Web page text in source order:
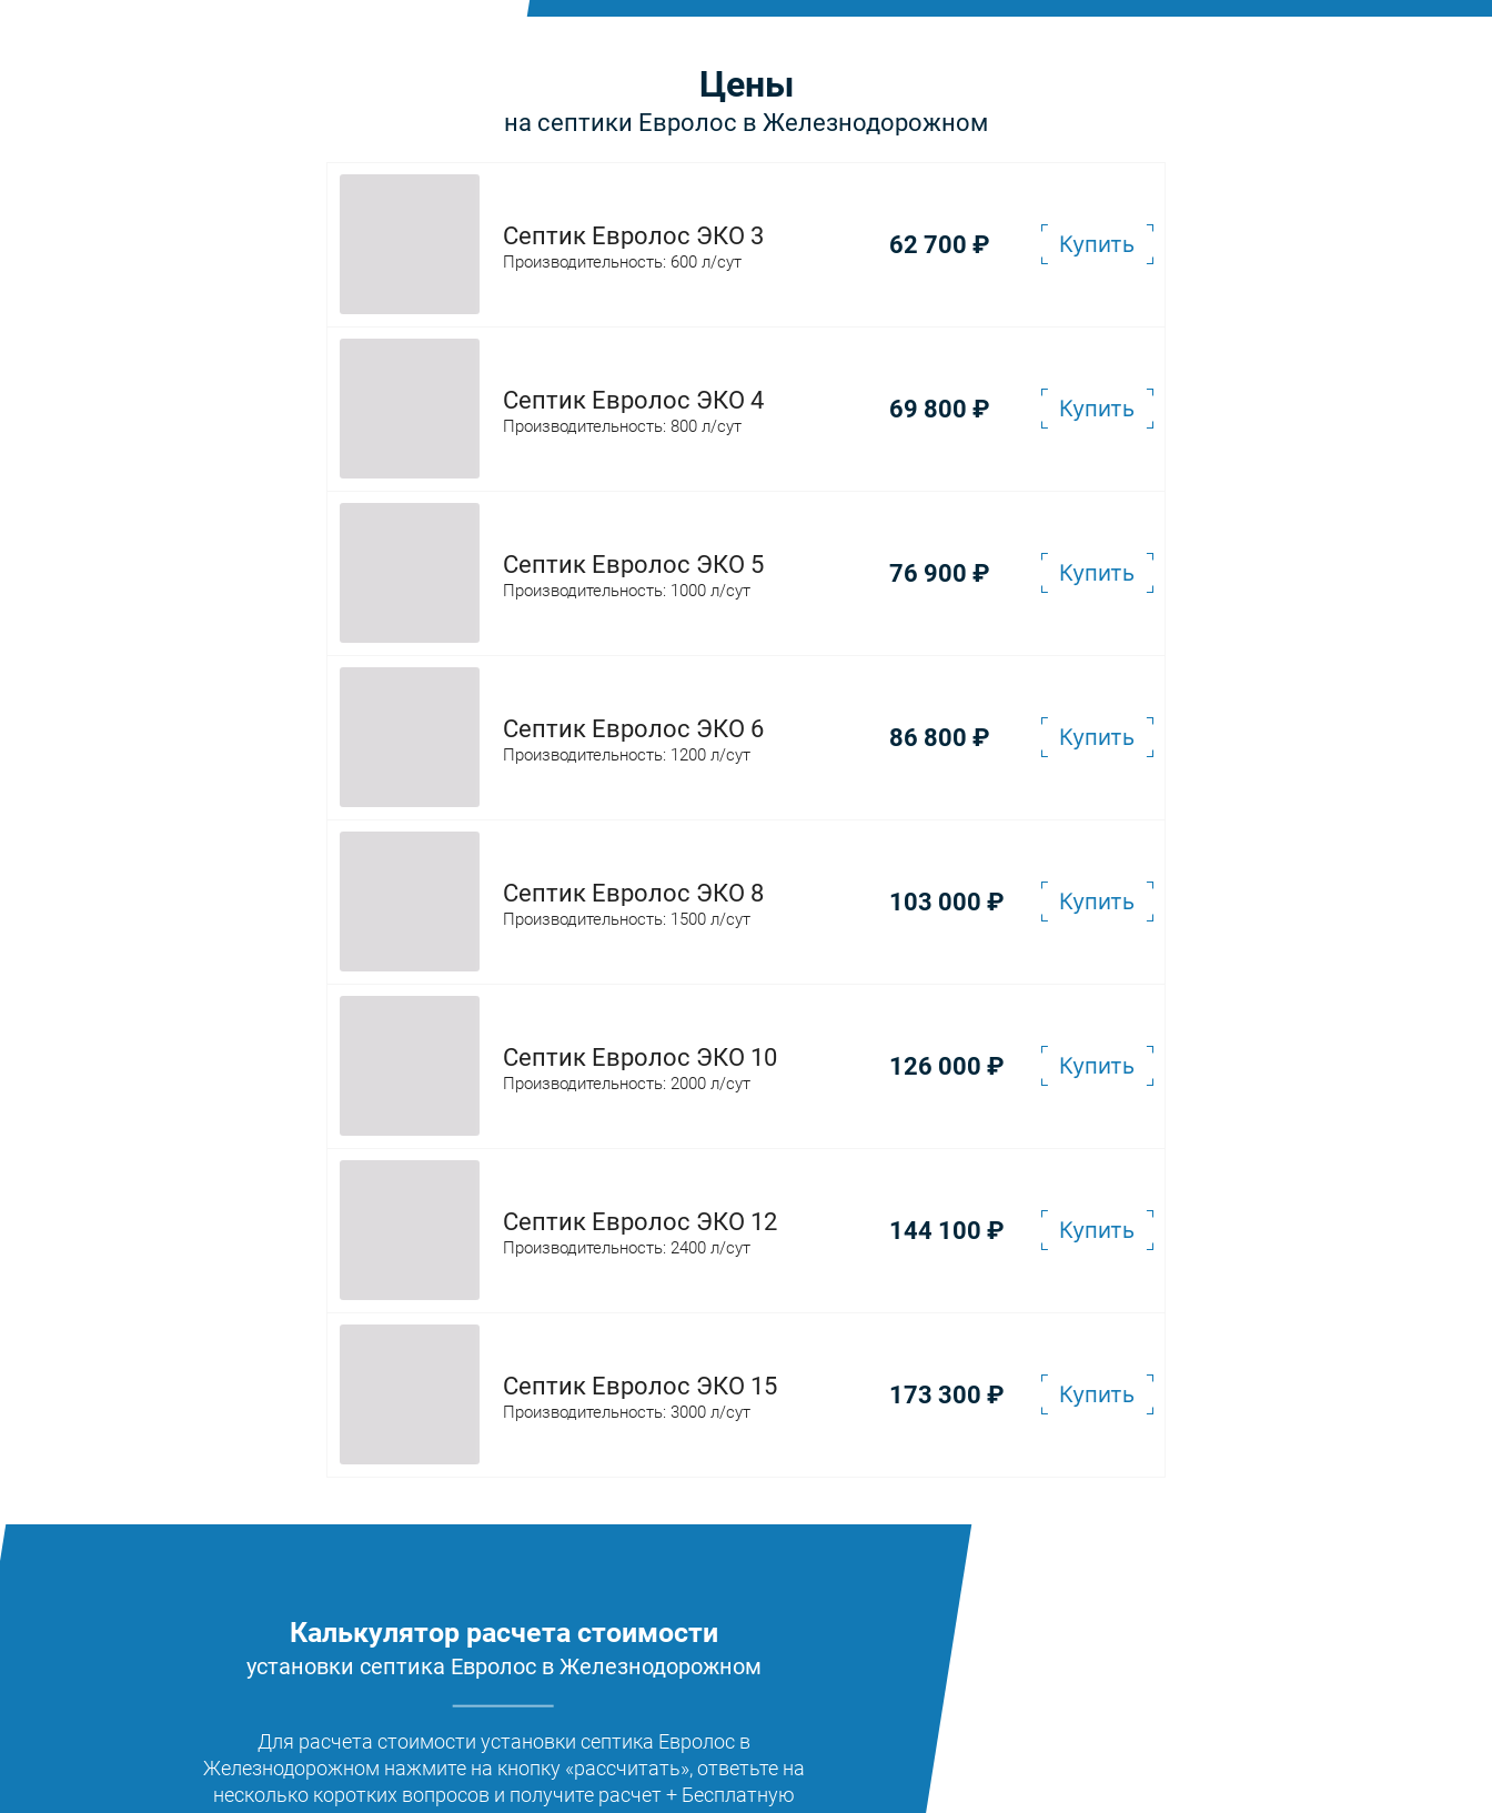
Цены
на септики Евролос в Железнодорожном
Септик Евролос ЭКО 3
Производительность: 600 л/сут
62 700 ₽ Купить
Септик Евролос ЭКО 4
Производительность: 800 л/сут
69 800 ₽ Купить
Септик Евролос ЭКО 5
Производительность: 1000 л/сут
76 900 ₽ Купить
Септик Евролос ЭКО 6
Производительность: 1200 л/сут
86 800 ₽ Купить
Септик Евролос ЭКО 8
Производительность: 1500 л/сут
103 000 ₽ Купить
Септик Евролос ЭКО 10
Производительность: 2000 л/сут
126 000 ₽ Купить
Септик Евролос ЭКО 12
Производительность: 2400 л/сут
144 100 ₽ Купить
Септик Евролос ЭКО 15
Производительность: 3000 л/сут
173 300 ₽ Купить
Калькулятор расчета стоимости
установки септика Евролос в Железнодорожном
Для расчета стоимости установки септика Евролос в
Железнодорожном нажмите на кнопку «рассчитать», ответьте на
несколько коротких вопросов и получите расчет + Бесплатную